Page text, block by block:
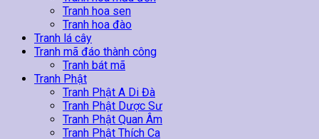
Tranh hoa sen
Tranh hoa đào
Tranh lá cây
Tranh mã đáo thành công
Tranh bát mã
Tranh Phật
Tranh Phật A Di Đà
Tranh Phật Dược Sư
Tranh Phật Quan Âm
Tranh Phật Thích Ca